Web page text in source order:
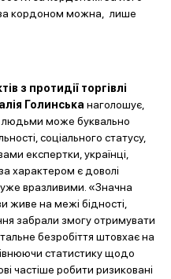
кордоном можна, лише
з протидії торгівлі
Голинська наголошує,
людьми може буквально
соціального статусу,
експертки, українці,
характером є доволі
вразливими. «Значна
живе на межі бідності,
забрали змогу отримувати
безробіття штовхає на
статистику щодо
частіше робити ризиковані